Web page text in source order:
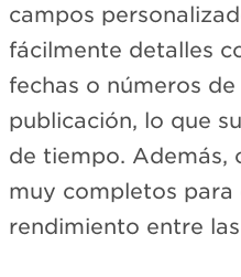
campos
fácilmente detalles
fechas o números
publicación, lo que
de tiempo. Además,
muy completos para
rendimiento entre